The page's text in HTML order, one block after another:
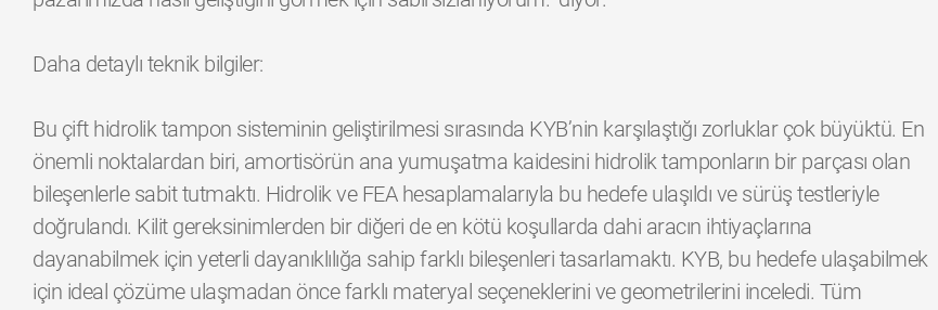
Daha detaylı teknik bilgiler:
Bu çift hidrolik tampon sisteminin geliştirilmesi sırasında KYB’nin karşılaştığı zorluklar çok büyüktü. En
önemli noktalardan biri, amortisörün ana yumuşatma kaidesini hidrolik tamponların bir parçası olan
bileşenlerle sabit tutmaktı. Hidrolik ve FEA hesaplamalarıyla bu hedefe ulaşıldı ve sürüş testleriyle
doğrulandı. Kilit gereksinimlerden bir diğeri de en kötü koşullarda dahi aracın ihtiyaçlarına
dayanabilmek için yeterli dayanıklılığa sahip farklı bileşenleri tasarlamaktı. KYB, bu hedefe ulaşabilmek
için ideal çözüme ulaşmadan önce farklı materyal seçeneklerini ve geometrilerini inceledi. Tüm